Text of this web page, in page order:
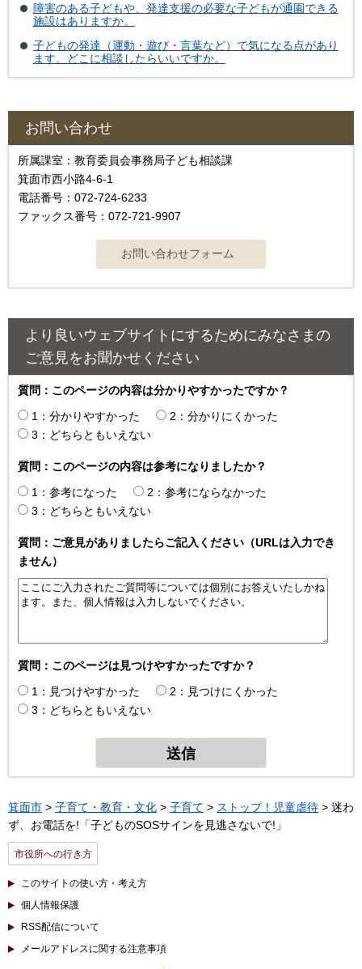
障害のある子どもや、発達支援の必要な子どもが通園できる
施設はありますか。
子どもの発達（運動・遊び・言葉など）で気になる点があり
ます。どこに相談したらいいですか。
お問い合わせ
所属課室：教育委員会事務局子ども相談課
箕面市西小路4-6-1
電話番号：072-724-6233
ファックス番号：072-721-9907
より良いウェブサイトにするためにみなさまの
ご意見をお聞かせください
質問：このページの内容は分かりやすかったですか？
1：分かりやすかった
2：分かりにくかった
3：どちらともいえない
質問：このページの内容は参考になりましたか？
1：参考になった
2：参考にならなかった
3：どちらともいえない
質問：ご意見がありましたらご記入ください（URLは入力でき
ません）
質問：このページは見つけやすかったですか？
1：見つけやすかった
2：見つけにくかった
3：どちらともいえない
箕面市 > 子育て・教育・文化 > 子育て > ストップ！児童虐待 > 迷わ
ず、お電話を!「子どものSOSサインを見逃さないで!」
市役所への行き方
このサイトの使い方・考え方
個人情報保護
RSS配信について
メールアドレスに関する注意事項